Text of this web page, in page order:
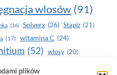
plików
wlosów (91)
(16) Solverx (26) Stapiz (21)
(17) witamina C (24)
(52) włosy (20)
zdrowe zęby